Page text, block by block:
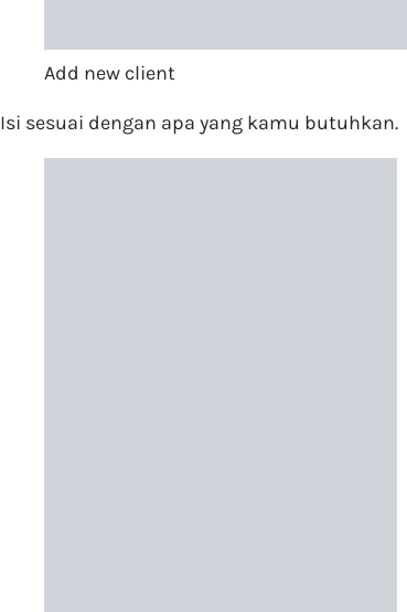
Add new client
Isi sesuai dengan apa yang kamu butuhkan.